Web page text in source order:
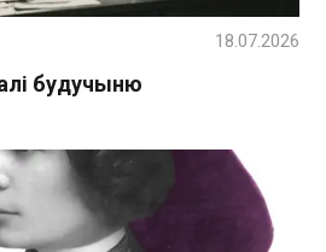
будучыню
18.07.2026